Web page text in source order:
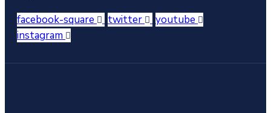
facebook-square twitter
youtube
instagram